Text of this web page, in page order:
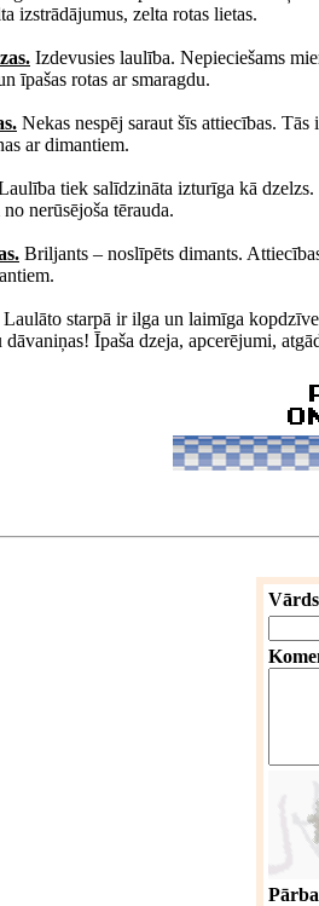
izstrādājumus, zelta rotas lietas.
Izdevusies laulība. Nepieciešams
īpašas rotas ar smaragdu.
Nekas nespēj saraut šīs attiecības.
ar dimantiem.
tiek salīdzināta izturīga kā dzelzs.
nerūsējoša tērauda.
Briljants – noslīpēts dimants.
Laulāto starpā ir ilga un laimīga
dāvaniņas! Īpaša dzeja, apcerējumi,